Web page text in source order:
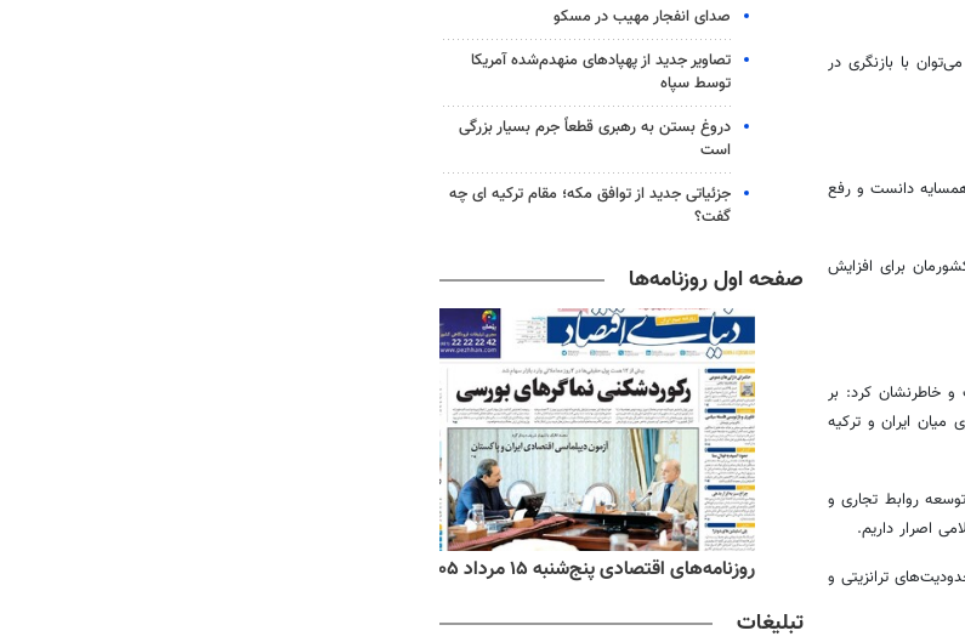
با بازنگری در
دانست و رفع
برای افزایش
و خاطرنشان کرد: بر
میان ایران و ترکیه
روابط تجاری و
اصرار داریم.
ترانزیتی و
صدای انفجار مهیب در مسکو
تصاویر جدید از پهپادهای منهدم‌شده آمریکا
توسط سپاه
دروغ بستن به رهبری قطعاً جرم بسیار بزرگی
است
جزئیاتی جدید از توافق مکه؛ مقام ترکیه ای چه
گفت؟
صفحه اول روزنامه‌ها
۱۴۰۵ روزنامه‌های اقتصادی پنج‌شنبه ۱۵ مرداد ۱۴۰۵
تبلیغات